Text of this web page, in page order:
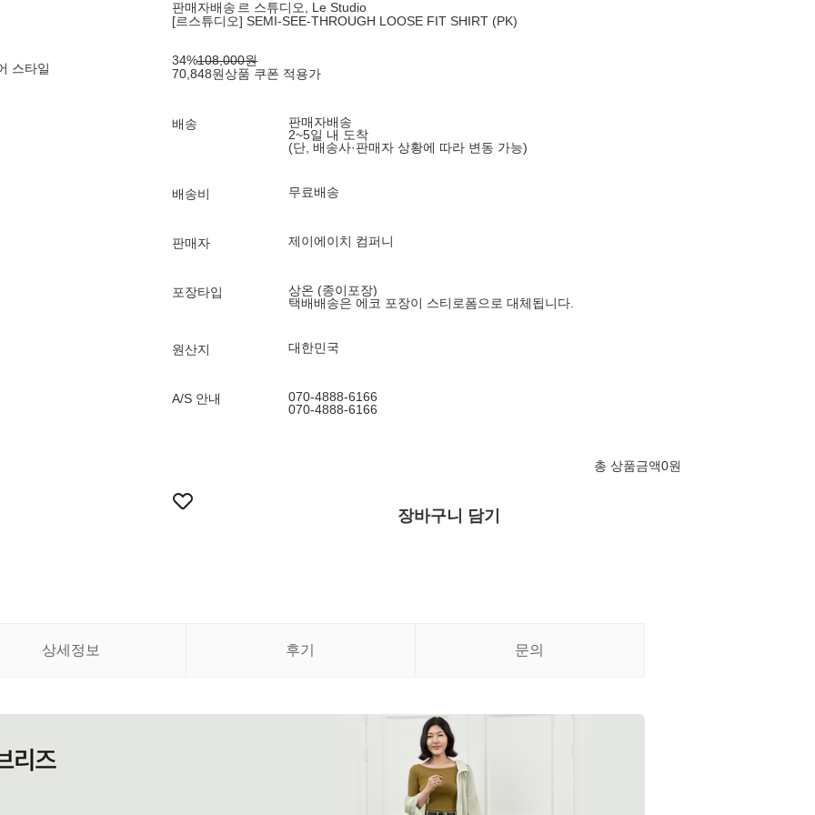
스타일
판매자배송 르 스튜디오, Le Studio
[르스튜디오] SEMI-SEE-THROUGH LOOSE FIT SHIRT (PK)
34%108,000원
70,848원상품 쿠폰 적용가
배송
판매자배송
2~5일 내 도착
(단, 배송사·판매자 상황에 따라 변동 가능)
배송비 무료배송
판매자 제이에이치 컴퍼니
포장타입
상온 (종이포장)
택배배송은 에코 포장이 스티로폼으로 대체됩니다.
원산지 대한민국
A/S 안내
070-4888-6166
070-4888-6166
총 상품금액0원
장바구니 담기
상세정보 후기 문의